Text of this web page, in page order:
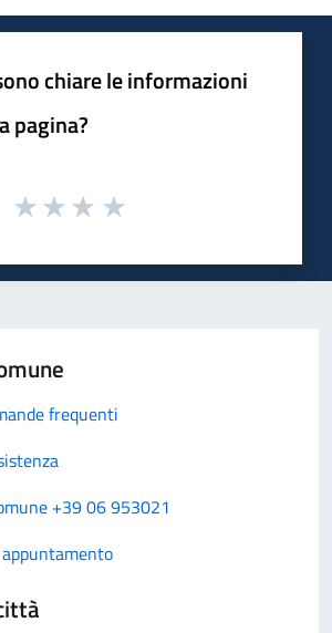
chiare le informazioni
pagina?
frequenti
+39 06 953021